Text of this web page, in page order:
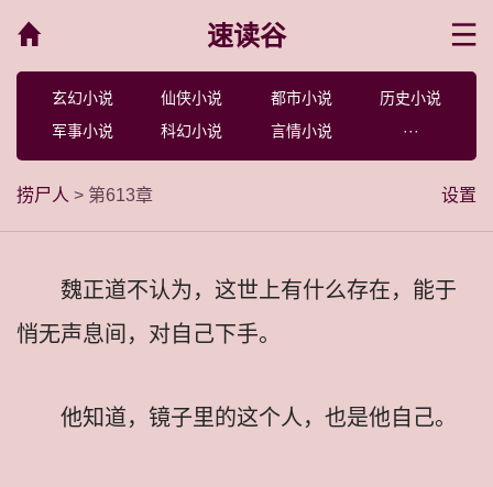
速读谷
玄幻小说 仙侠小说 都市小说
历史小说
军事小说
科幻小说 言情小说 ···
设置
捞尸人 > 第613章
魏正道不认为，这世上有什么存在，能于
悄无声息间，对自己下手。
他知道，镜子里的这个人，也是他自己。